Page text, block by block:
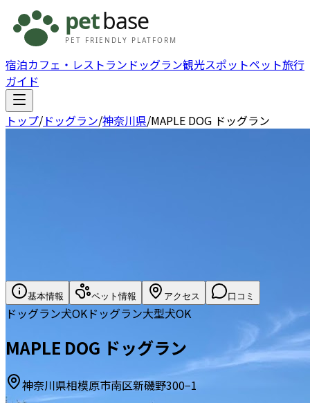
宿泊カフェ・レストラン ドッグラン観光スポットペット旅行
ガイド
トップ/ドッグラン/神奈川県/MAPLE DOG ドッグラン
基本情報 ペット情報 アクセス 口コミ
ドッグラン犬OKドッグラン大型犬OK
MAPLE DOG ドッグラン
神奈川県相模原市南区新磯野300−1